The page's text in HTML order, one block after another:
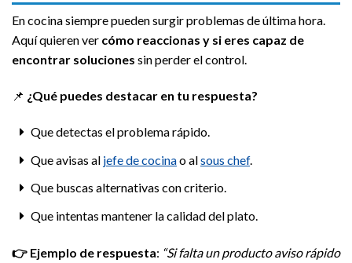
En cocina siempre pueden surgir problemas de última hora.
Aquí quieren ver cómo reaccionas y si eres capaz de
encontrar soluciones sin perder el control.
📌 ¿Qué puedes destacar en tu respuesta?
Que detectas el problema rápido.
Que avisas al jefe de cocinao alsous chef.
Que buscas alternativas con criterio.
Que intentas mantener la calidad del plato.
👉 Ejemplo de respuesta: “Si falta un producto aviso rápido